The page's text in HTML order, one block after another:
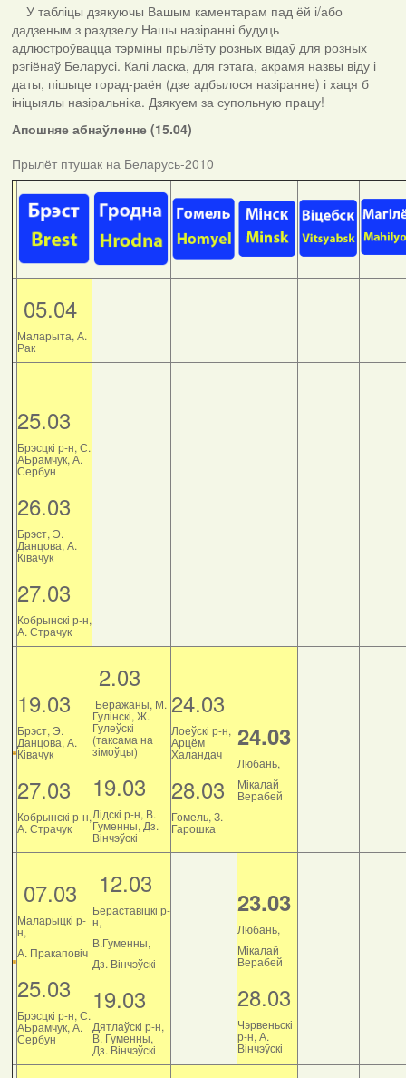
У табліцы дзякуючы Вашым каментарам пад ёй і/або
дадзеным з раздзелу Нашы назіранні будуць
адлюстроўвацца тэрміны прылёту розных відаў для розных
рэгіёнаў Беларусі. Калі ласка, для гэтага, акрамя назвы віду і
даты, пішыце горад-раён (дзе адбылося назіранне) і хаця б
ініцыялы назіральніка. Дзякуем за супольную працу!
Апошняе абнаўленне (15.04)
Прылёт птушак на Беларусь-2010
05.04
Маларыта, А.
Рак
25.03
Брэсцкі р-н, С.
АБрамчук, А.
Сербун
26.03
Брэст, Э.
Данцова, А.
Ківачук
27.03
Кобрынскі р-н,
А. Страчук
19.03
Брэст, Э.
Данцова, А.
Ківачук
27.03
Кобрынскі р-н,
А. Страчук
2.03
Беражаны, М.
Гулінскі, Ж.
Гулеўскі
(таксама на
зімоўцы)
19.03
Лідскі р-н, В.
Гуменны, Дз.
Вінчэўскі
24.03
Лоеўскі р-н,
Арцём
Халандач
28.03
Гомель, З.
Гарошка
24.03
Любань,
Мікалай
Верабей
07.03
Маларыцкі р-
н,
А. Пракаповіч
25.03
Брэсцкі р-н, С.
АБрамчук, А.
Сербун
12.03
Бераставіцкі р-
н,
В.Гуменны,
Дз. Вінчэўскі
19.03
Дятлаўскі р-н,
В. Гуменны,
Дз. Вінчэўскі
23.03
Любань,
Мікалай
Верабей
28.03
Чэрвеньскі
р-н, А.
Вінчэўскі